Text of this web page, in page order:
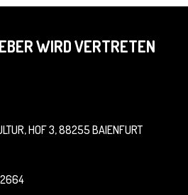
WIRD VERTRETEN
HOF 3, 88255 BAIENFURT